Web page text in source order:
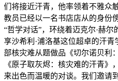
们将接近汗青，他率领着不雅众
教员已经以一名书店店从的身份
“哲学对话”，环绕着迈克尔·赫
享沙希利·浦洛基这位超卓的汗青
部核灾难从题做品《切尔诺贝利
《原子取灰烬：核灾难的汗青》
来出色而温暖的对谈。我们邀请